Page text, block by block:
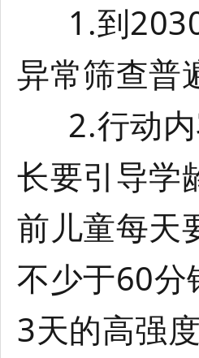
1.到2030
异常筛查普
2.行动内
长要引导学
前儿童每天
不少于60分
3天的高强